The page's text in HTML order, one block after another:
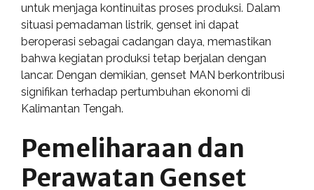
untuk menjaga kontinuitas proses produksi. Dalam
situasi pemadaman listrik, genset ini dapat
beroperasi sebagai cadangan daya, memastikan
bahwa kegiatan produksi tetap berjalan dengan
lancar. Dengan demikian, genset MAN berkontribusi
signifikan terhadap pertumbuhan ekonomi di
Kalimantan Tengah.
Pemeliharaan dan
Perawatan Genset